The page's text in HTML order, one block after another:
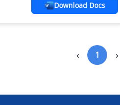
Download Docs
‹ 1 ›